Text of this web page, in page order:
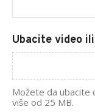
Ubacite video
Možete da ubacite
više od 25 MB.